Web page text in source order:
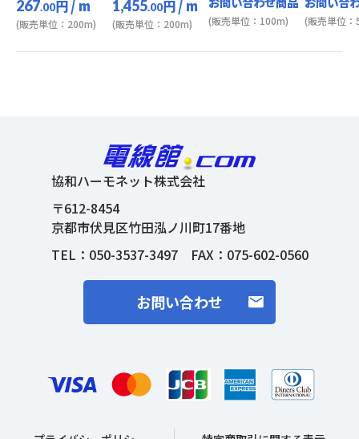
267.00円/ m
(販売単位：200m)
1,455.00円/ m
(販売単位：200m) (販売単位：100m) (販売単位
協和ハーモネット株式会社
〒612-8454
京都市伏見区竹田泓ノ川町17番地
TEL： 050-3537-3497FAX：075-602-0560
お問い合わせ